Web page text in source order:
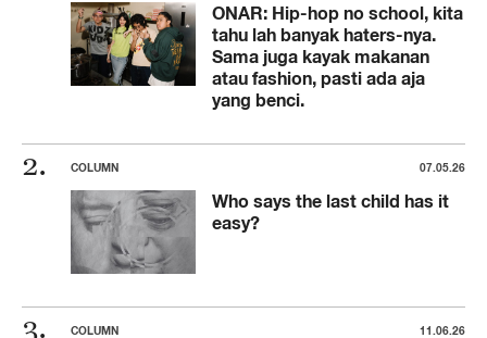
ONAR: Hip-hop no school, kita
tahu lah banyak haters-nya.
Sama juga kayak makanan
atau fashion, pasti ada aja
yang benci.
COLUMN 07.05.26
Who says the last child has it
easy?
COLUMN 11.06.26